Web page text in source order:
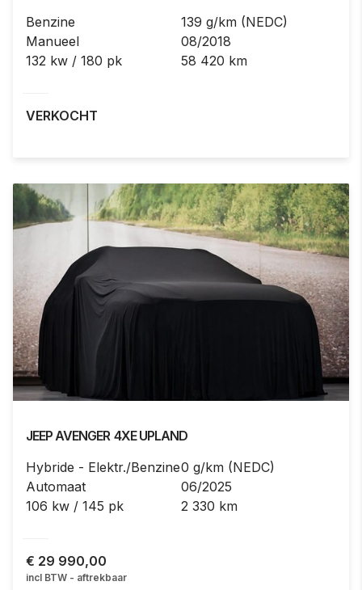
Benzine
Manueel
132 kw / 180 pk
139 g/km (NEDC)
08/2018
58 420 km
VERKOCHT
JEEPAVENGER 4XE UPLAND
Hybride - Elektr./Benzine
Automaat
106 kw / 145 pk
0 g/km (NEDC)
06/2025
2 330 km
€ 29 990,00
incl BTW - aftrekbaar